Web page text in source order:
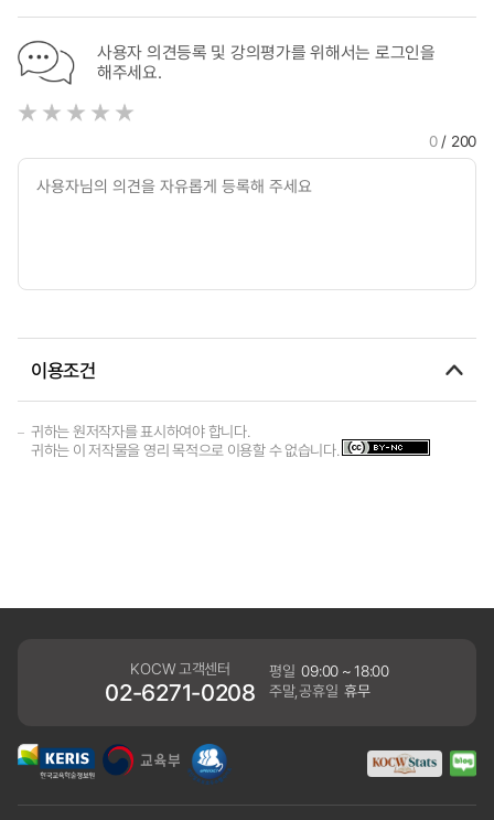
사용자 의견등록 및 강의평가를 위해서는 로그인을
해주세요.
0/ 200
이용조건
귀하는 원저작자를 표시하여야 합니다.
귀하는 이 저작물을 영리 목적으로 이용할 수 없습니다.
KOCW 고객센터
02-6271-0208
평일 09:00 ~ 18:00
주말,공휴일 휴무